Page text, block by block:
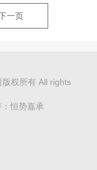
鸡
一页
权所有 All rights
恒势嘉承